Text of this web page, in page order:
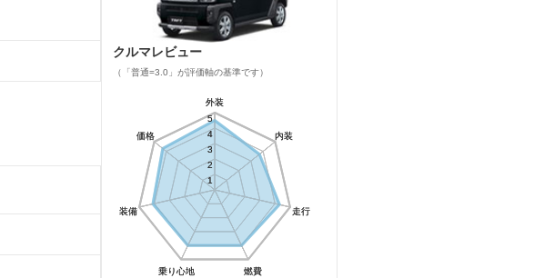
クルマレビュー
（「普通=3.0」が評価軸の基準です）
外装
内装
走行
燃費
乗り心地
装備
価格
1
2
3
4
5
外装
内装
走行
燃費
乗り心地
装備
価格
1
2
3
4
5